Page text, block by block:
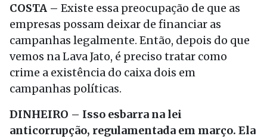
COSTA – Existe essa preocupação de que as
empresas possam deixar de financiar as
campanhas legalmente. Então, depois do que
vemos na Lava Jato, é preciso tratar como
crime a existência do caixa dois em
campanhas políticas.
DINHEIRO – Isso esbarra na lei
anticorrupção, regulamentada em março. Ela